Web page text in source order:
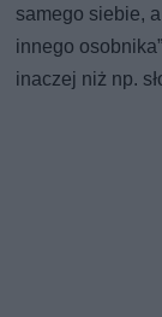
samego siebie,
innego
inaczej niż np.